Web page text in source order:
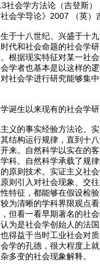
社会学方法论（吉登斯）
社会学导论》2007 （英）
于十八世纪、兴盛于十
代和社会命题的社会学
根据现实特征对某一社
学者也基本是以这样的
社会学进行研究能够集
诞生以来现有的社会学
义的事实经验方法论。
结构运行规律，直到十
来。自然科学以实在的
科。自然科学承载了规
原则技术。实证主义社
则引入对社会现象、交
特征，都能够在假设检
为清晰的学科界限观点
但看一看早期著名的社
为是社会学创始人的法
得益于当时工业社会对
学的孔德，很大程度上
多变的社会现象解释。